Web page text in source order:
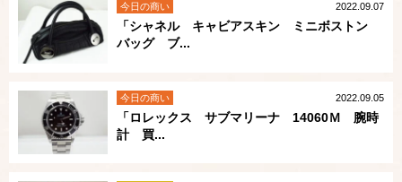
今日の商い 2022.09.07
「シャネル キャビアスキン ミニボストン
バッグ ブ...
今日の商い 2022.09.05
「ロレックス サブマリーナ 14060Ｍ 腕時
計 買...